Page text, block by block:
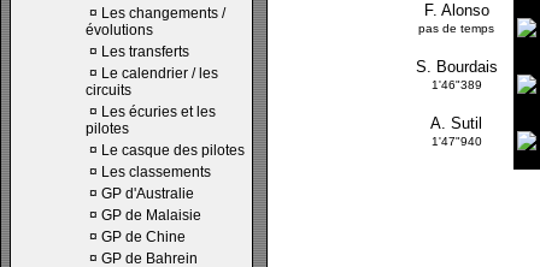
¤ Les changements /
évolutions
¤ Les transferts
¤ Le calendrier / les
circuits
¤ Les écuries et les
pilotes
¤ Le casque des pilotes
¤ Les classements
¤ GP d'Australie
¤ GP de Malaisie
¤ GP de Chine
¤ GP de Bahrein
F. Alonso
pas de temps
S. Bourdais
1'46"389
A. Sutil
1'47"940